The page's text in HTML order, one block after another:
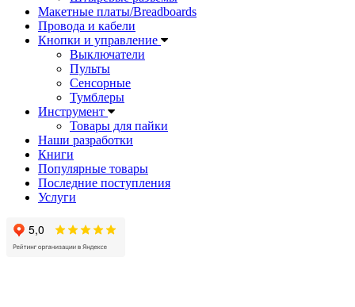
Макетные платы/Breadboards
Провода и кабели
Кнопки и управление
Выключатели
Пульты
Сенсорные
Тумблеры
Инструмент
Товары для пайки
Наши разработки
Книги
Популярные товары
Последние поступления
Услуги